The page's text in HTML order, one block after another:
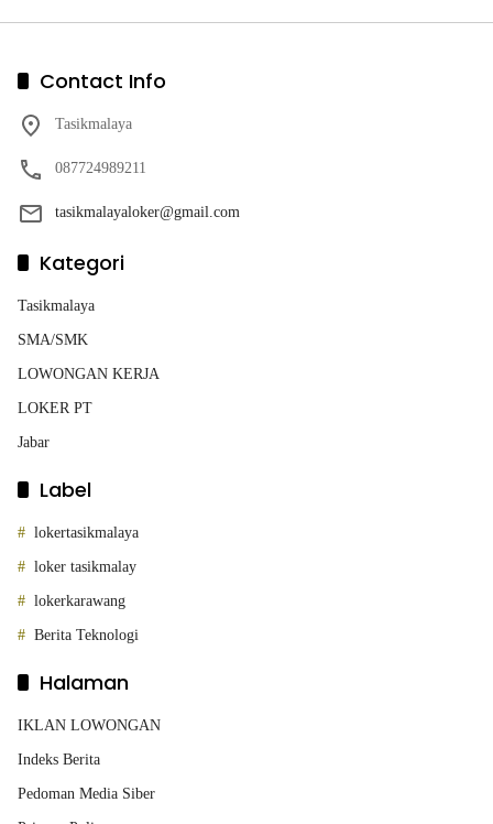
Contact Info
Tasikmalaya
087724989211
tasikmalayaloker@gmail.com
Kategori
Tasikmalaya
SMA/SMK
LOWONGAN KERJA
LOKER PT
Jabar
Label
lokertasikmalaya
loker tasikmalay
lokerkarawang
Berita Teknologi
Halaman
IKLAN LOWONGAN
Indeks Berita
Pedoman Media Siber